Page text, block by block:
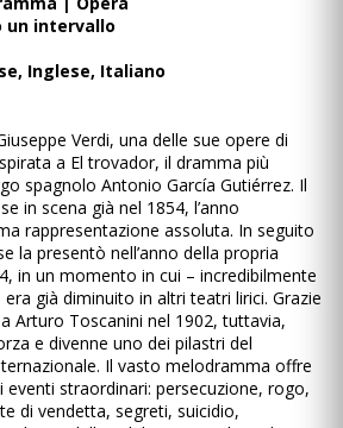
un intervallo
Inglese, Italiano
Verdi, una delle sue opere di
a El trovador, il dramma più
spagnolo Antonio García Gutiérrez. Il
in scena già nel 1854, l’anno
rappresentazione assoluta. In seguito
la presentò nell’anno della propria
in un momento in cui – incredibilmente
era già diminuito in altri teatri lirici. Grazie
Arturo Toscanini nel 1902, tuttavia,
e divenne uno dei pilastri del
Il vasto melodramma offre
eventi straordinari: persecuzione, rogo,
di vendetta, segreti, suicidio,